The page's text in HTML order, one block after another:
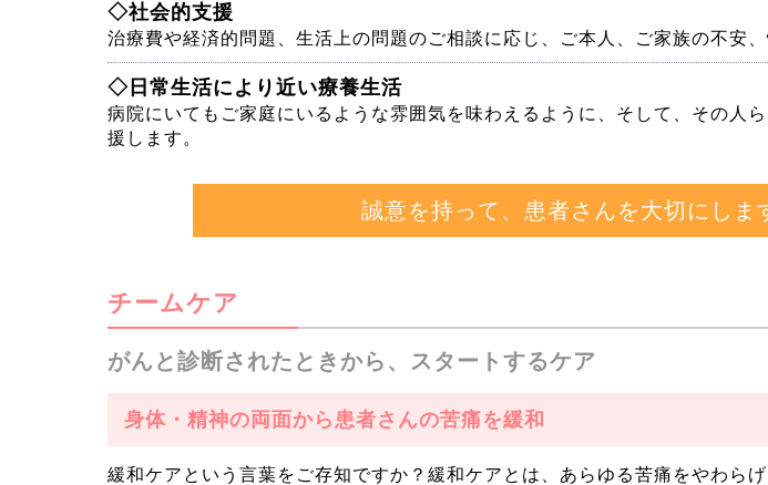
◇社会的支援
治療費や経済的問題、生活上の問題のご相談に応じ、ご本人、ご家族の不安、
◇日常生活により近い療養生活
病院にいてもご家庭にいるような雰囲気を味わえるように、そして、その人
援します。
誠意を持って、患者さんを大切にしま
チームケア
がんと診断されたときから、スタートするケア
身体・精神の両面から患者さんの苦痛を緩和
緩和ケアという言葉をご存知ですか？緩和ケアとは、あらゆる苦痛をやわら